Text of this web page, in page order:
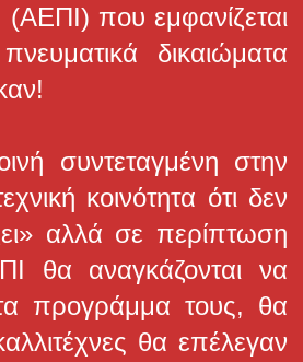
(ΑΕΠΙ) που εμφανίζεται
δικαιώματα
συντεταγμένη στην
κοινότητα ότι δεν
αλλά σε περίπτωση
θα αναγκάζονται να
προγράμμα τους, θα
θα επέλεγαν